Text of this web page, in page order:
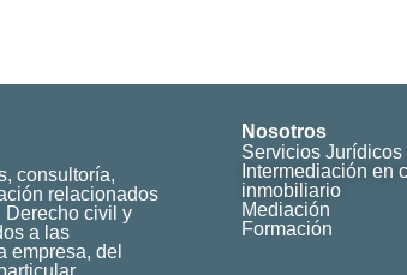
consultoría,
relacionados
Derecho civil y
a las
empresa, del
Nosotros
Servicios Jurídicos
Intermediación en
inmobiliario
Mediación
Formación